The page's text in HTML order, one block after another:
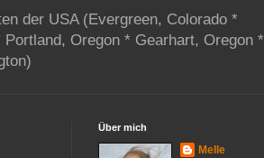
der USA (Evergreen, Colorado *
Oregon * Gearhart, Oregon *
Über mich
Melle